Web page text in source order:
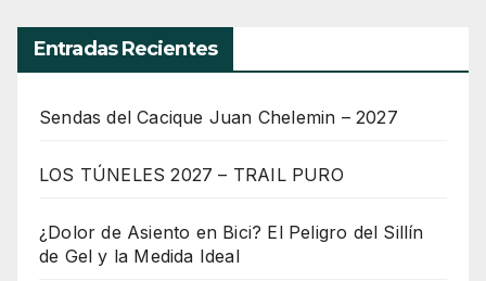
Entradas Recientes
Sendas del Cacique Juan Chelemin – 2027
LOS TÚNELES 2027 – TRAIL PURO
¿Dolor de Asiento en Bici? El Peligro del Sillín
de Gel y la Medida Ideal